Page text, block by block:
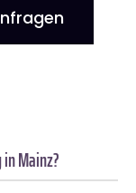
Mainz?